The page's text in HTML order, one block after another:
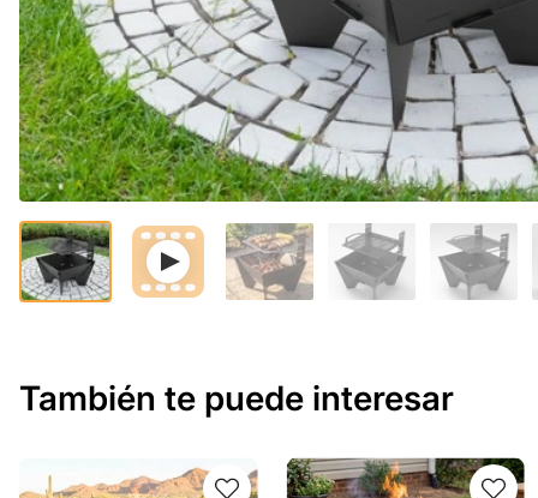
También te puede interesar